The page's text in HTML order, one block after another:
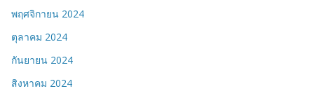
พฤศจิกายน 2024
ตุลาคม 2024
กันยายน 2024
สิงหาคม 2024